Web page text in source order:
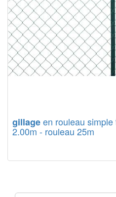
gillageen rouleau
2.00m - rouleau 25m